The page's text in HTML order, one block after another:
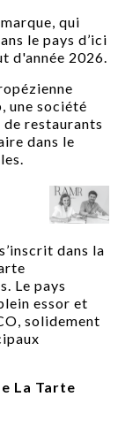
qui
le pays d’ici
d'année 2026.
une société
restaurants
dans le
dans la
Le pays
essor et
solidement
La Tarte